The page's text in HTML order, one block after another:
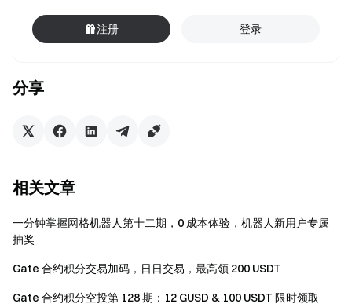
分享
注册 登录
相关文章
一分钟掌握网格机器人第十二期，0 成本体验，机器人新用户专属
抽奖
Gate 合约积分交易加码，日日交易，最高领 200 USDT
Gate 合约积分空投第 128 期：12 GUSD & 100 USDT 限时领取